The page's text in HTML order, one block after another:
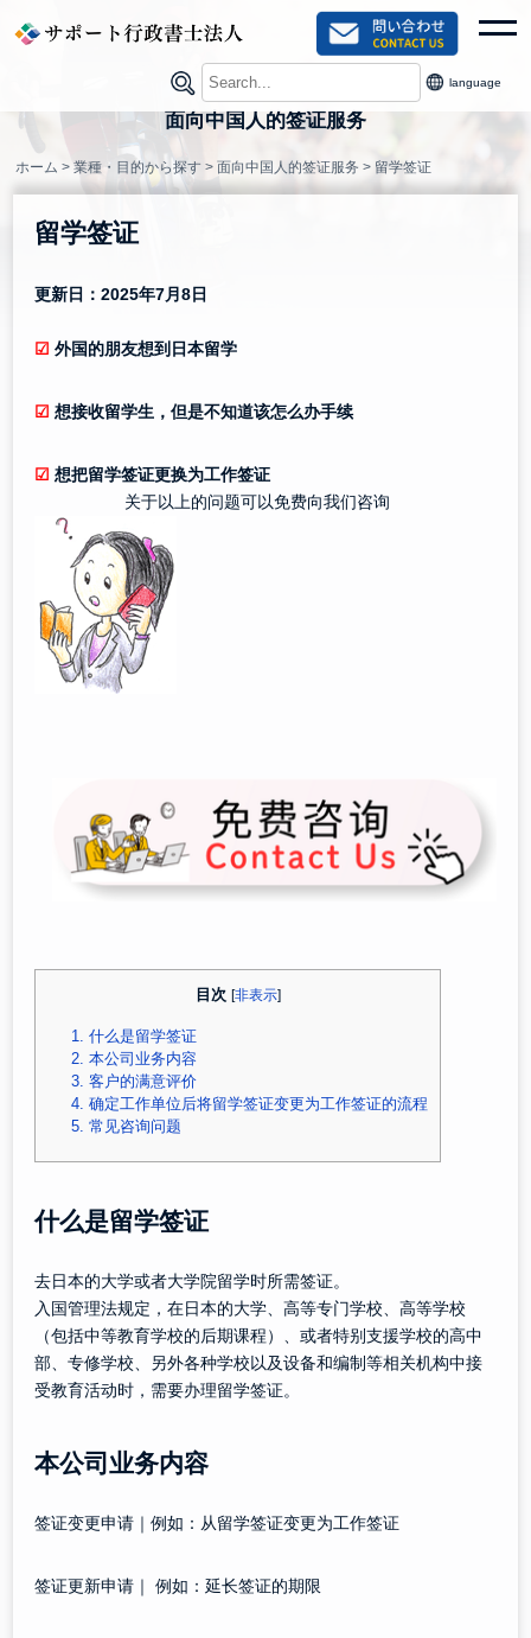
content
language
面向中国人的签证服务
ホーム >業種・目的から探す >面向中国人的签证服务 > 留学签证
留学签证
更新日：2025年7月8日
☑ 外国的朋友想到日本留学
☑ 想接收留学生，但是不知道该怎么办手续
☑ 想把留学签证更换为工作签证
关于以上的问题可以免费向我们咨询
目次 [非表示]
1.
什么是留学签证
2. 本公司业务内容
3. 客户的满意评价
4. 确定工作单位后将留学签证变更为工作签证的流程
5. 常见咨询问题
什么是留学签证
去日本的大学或者大学院留学时所需签证。
入国管理法规定，在日本的大学、高等专门学校、高等学校
（包括中等教育学校的后期课程）、或者特别支援学校的高中
部、专修学校、另外各种学校以及设备和编制等相关机构中接
受教育活动时，需要办理留学签证。
本公司业务内容
签证变更申请｜例如：从留学签证变更为工作签证
签证更新申请｜ 例如：延长签证的期限